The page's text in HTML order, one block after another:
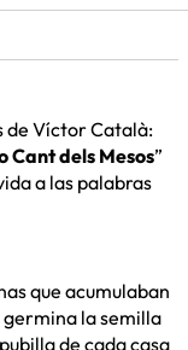
de Víctor Català:
Cant dels Mesos”
a las palabras
que acumulaban
germina la semilla
de cada casa